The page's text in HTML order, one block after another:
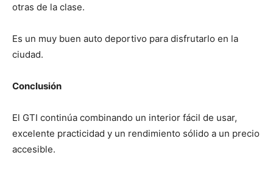
otras de la clase.
Es un muy buen auto deportivo para disfrutarlo en la
ciudad.
Conclusión
El GTI continúa combinando un interior fácil de usar,
excelente practicidad y un rendimiento sólido a un precio
accesible.